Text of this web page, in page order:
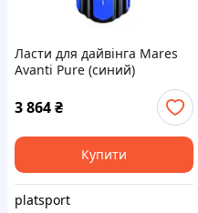
Ласти для дайвінга Mares
Avanti Pure (синий)
3 864₴
Купити
platsport